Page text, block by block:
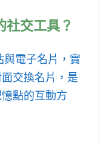
社交工具？
與電子名片，實
交換名片，是
點的互動方